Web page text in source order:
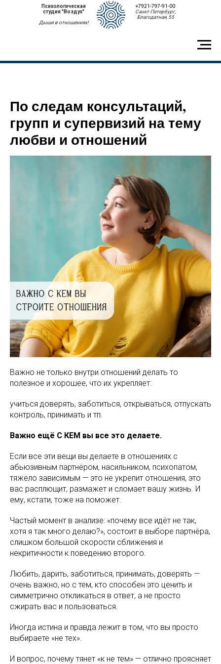
Психологическая
студия "Воздух"
Дыши в отношениях!
+7921-797-91-00
Санкт-Петербург,
Благодатная, 55
По следам консультаций,
групп и супервизий на тему
любви и отношений
Важно не только внутри отношений делать то
полезное и хорошее, что их укрепляет:
учиться доверять, заботиться, открываться, отпускать
контроль, принимать и тп.
️Важно ещё С КЕМ вы все это делаете.
Если все эти вещи вы делаете в отношениях с
абьюзивным партнёром, насильником, психопатом,
тяжело зависимым — это не укрепит отношения, это
вас расплющит, размажет и сломает вашу жизнь. И
ему, кстати, тоже на поможет.
Частый момент в анализе: «почему все идёт не так,
хотя я так много делаю?», состоит в выборе партнёра,
слишком большой скорости сближения и
некритичности к поведению второго.
Любить, дарить, заботиться, принимать, доверять —
очень важно, но с тем, кто способен это ценить и
симметрично откликаться в ответ, а не просто
сжирать вас и пользоваться.
Иногда истина и правда лежит в том, что вы просто
выбираете «не тех».
И вопрос, почему тянет «к не тем» — отлично проясняет